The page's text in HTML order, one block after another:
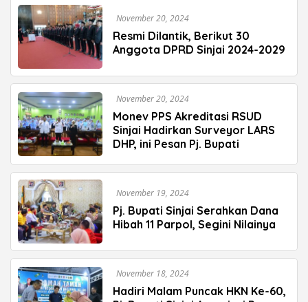
November 20, 2024
Resmi Dilantik, Berikut 30
Anggota DPRD Sinjai 2024-2029
November 20, 2024
Monev PPS Akreditasi RSUD
Sinjai Hadirkan Surveyor LARS
DHP, ini Pesan Pj. Bupati
November 19, 2024
Pj. Bupati Sinjai Serahkan Dana
Hibah 11 Parpol, Segini Nilainya
November 18, 2024
Hadiri Malam Puncak HKN Ke-60,